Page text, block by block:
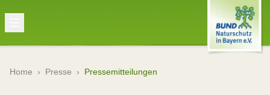
Home › Presse › Pressemitteilungen